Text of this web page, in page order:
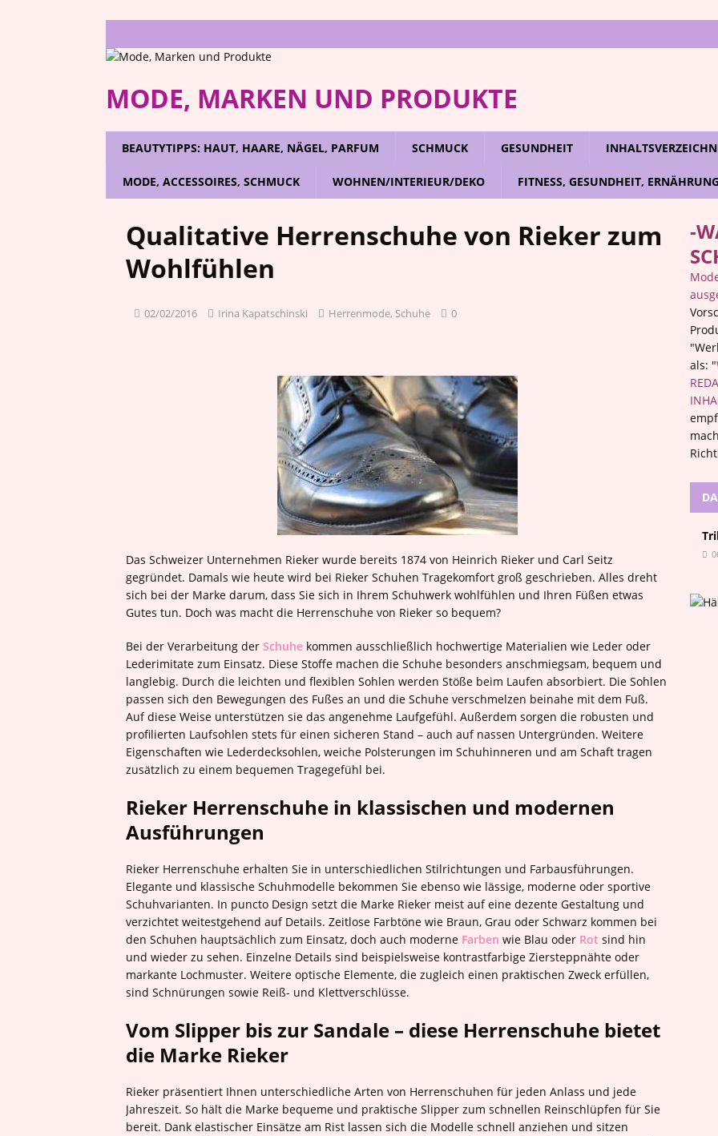
MODE, MARKEN UND PRODUKTE
BEAUTYTIPPS: HAUT, HAARE, NÄGEL, PARFUM SCHMUCK GESUNDHEIT
MODE, ACCESSOIRES, SCHMUCK WOHNEN/INTERIEUR/DEKO FITNESS, GESUNDHEIT, ERNÄHRUNG
Qualitative Herrenschuhe von Rieker zum
Wohlfühlen
02/02/2016 Irina Kapatschinski Herrenmode, Schuhe 0
Das Schweizer Unternehmen Rieker wurde bereits 1874 von Heinrich Rieker und Carl Seitz
gegründet. Damals wie heute wird bei Rieker Schuhen Tragekomfort groß geschrieben. Alles dreht
sich bei der Marke darum, dass Sie sich in Ihrem Schuhwerk wohlfühlen und Ihren Füßen etwas
Gutes tun. Doch was macht die Herrenschuhe von Rieker so bequem?
Bei der Verarbeitung der Schuhe kommen ausschließlich hochwertige Materialien wie Leder oder
Lederimitate zum Einsatz. Diese Stoffe machen die Schuhe besonders anschmiegsam, bequem und
langlebig. Durch die leichten und flexiblen Sohlen werden Stöße beim Laufen absorbiert. Die Sohlen
passen sich den Bewegungen des Fußes an und die Schuhe verschmelzen beinahe mit dem Fuß.
Auf diese Weise unterstützen sie das angenehme Laufgefühl. Außerdem sorgen die robusten und
profilierten Laufsohlen stets für einen sicheren Stand – auch auf nassen Untergründen. Weitere
Eigenschaften wie Lederdecksohlen, weiche Polsterungen im Schuhinneren und am Schaft tragen
zusätzlich zu einem bequemen Tragegefühl bei.
Rieker Herrenschuhe in klassischen und modernen
Ausführungen
Rieker Herrenschuhe erhalten Sie in unterschiedlichen Stilrichtungen und Farbausführungen.
Elegante und klassische Schuhmodelle bekommen Sie ebenso wie lässige, moderne oder sportive
Schuhvarianten. In puncto Design setzt die Marke Rieker meist auf eine dezente Gestaltung und
verzichtet weitestgehend auf Details. Zeitlose Farbtöne wie Braun, Grau oder Schwarz kommen bei
den Schuhen hauptsächlich zum Einsatz, doch auch moderne Farben wie Blau oder Rot sind hin
und wieder zu sehen. Einzelne Details sind beispielsweise kontrastfarbige Ziersteppnähte oder
markante Lochmuster. Weitere optische Elemente, die zugleich einen praktischen Zweck erfüllen,
sind Schnürungen sowie Reiß- und Klettverschlüsse.
Vom Slipper bis zur Sandale – diese Herrenschuhe bietet
die Marke Rieker
Rieker präsentiert Ihnen unterschiedliche Arten von Herrenschuhen für jeden Anlass und jede
Jahreszeit. So hält die Marke bequeme und praktische Slipper zum schnellen Reinschlüpfen für Sie
bereit. Dank elastischer Einsätze am Rist lassen sich die Modelle schnell anziehen und sitzen
-
als: "